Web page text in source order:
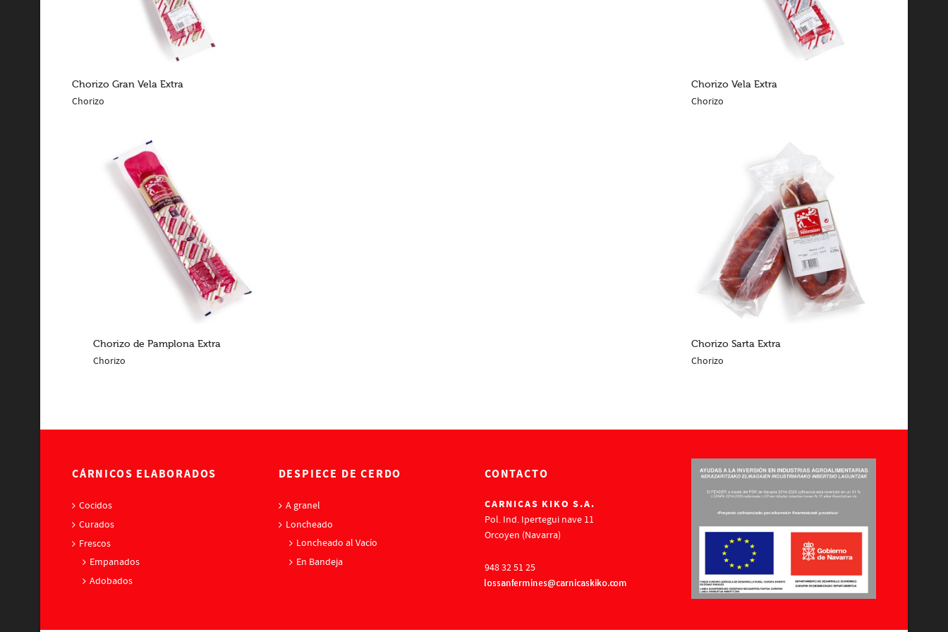
LEER MÁS
Chorizo Gran Vela Extra
Chorizo LEER MÁS
Chorizo Vela Extra
Chorizo
LEER MÁS
Chorizo de Pamplona Extra
Chorizo LEER MÁS
Chorizo Sarta Extra
Chorizo
CÁRNICOS ELABORADOS
Cocidos
Curados
Frescos
Empanados
Adobados
DESPIECE DE CERDO
A granel
Loncheado
Loncheado al Vacío
En Bandeja
CONTACTO
CARNICAS KIKO S.A.
Pol. Ind. Ipertegui nave 11
Orcoyen (Navarra)
948 32 51 25